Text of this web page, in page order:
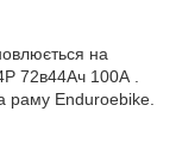
на
72в44Ач 100А .
раму Enduroebike.